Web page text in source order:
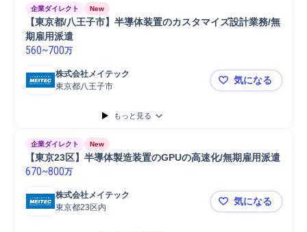
企業ダイレクト New
【東京都/八王子市】半導体装置のカスタマイズ設計業務/無
期雇用派遣
560~700万
株式会社メイテック
東京都八王子市
【東京都/八
気になる
もっと見る
企業ダイレクト New
【東京23区】半導体製造装置のGPUの高速化/無期雇用派遣
670~800万
株式会社メイテック
東京都23区内
【東京23区
気になる